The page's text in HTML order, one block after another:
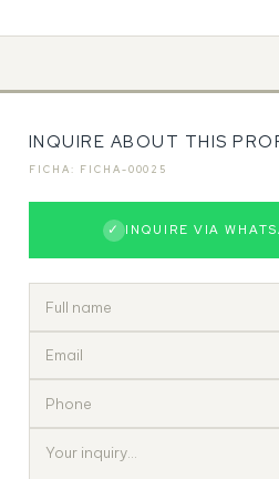
INQUIRE ABOUT THIS
FICHA: FICHA-00025
✓ INQUIRE VIA